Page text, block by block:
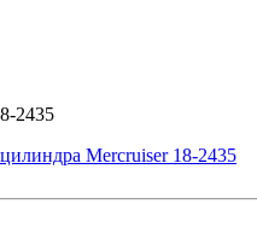
2435
Mercruiser 18-2435